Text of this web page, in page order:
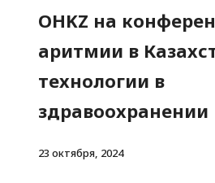
OHKZ на
аритмии в
технологии в
здравоохранении
23 октября, 2024